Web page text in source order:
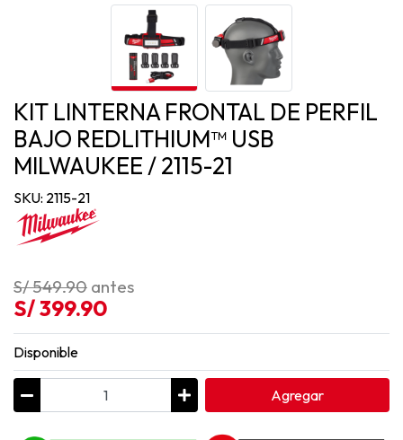
KIT LINTERNA FRONTAL DE PERFIL
BAJO REDLITHIUM™ USB
MILWAUKEE / 2115-21
SKU: 2115-21
S/ 549.90 antes
S/ 399.90
Disponible
Agregar